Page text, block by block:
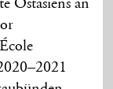
Ostasiens an